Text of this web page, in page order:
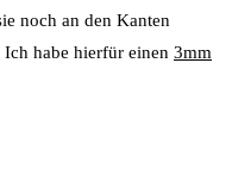
noch an den Kanten
habe hierfür einen 3mm